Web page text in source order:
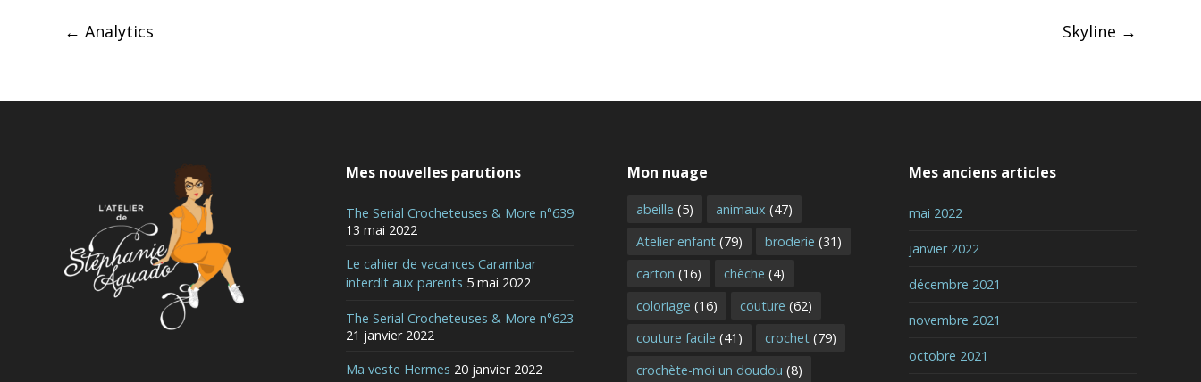
Post
navigation
← Analytics Skyline →
Mes nouvelles parutions
The Serial Crocheteuses & More n°639
13 mai 2022
Le cahier de vacances Carambar
interdit aux parents 5 mai 2022
The Serial Crocheteuses & More n°623
21 janvier 2022
Ma veste Hermes 20 janvier 2022
Mon nuage
abeille (5) animaux (47)
Atelier enfant (79) broderie (31)
carton (16) chèche (4)
coloriage (16) couture (62)
couture facile (41) crochet (79)
crochète-moi un doudou (8)
Mes anciens articles
mai 2022
janvier 2022
décembre 2021
novembre 2021
octobre 2021